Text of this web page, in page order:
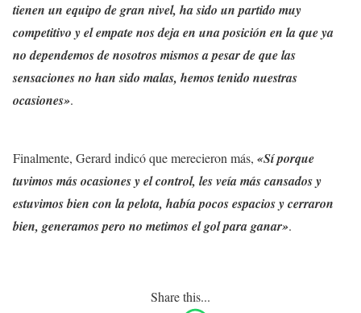
tienen un equipo de gran nivel, ha sido un partido muy
competitivo y el empate nos deja en una posición en la que ya
no dependemos de nosotros mismos a pesar de que las
sensaciones no han sido malas, hemos tenido nuestras
ocasiones».
Finalmente, Gerard indicó que merecieron más, «Sí porque
tuvimos más ocasiones y el control, les veía más cansados y
estuvimos bien con la pelota, había pocos espacios y cerraron
bien, generamos pero no metimos el gol para ganar».
Share this...